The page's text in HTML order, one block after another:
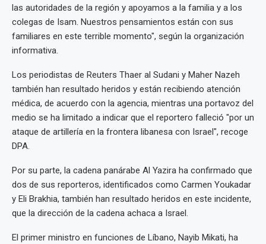
las autoridades de la región y apoyamos a la familia y a los
colegas de Isam. Nuestros pensamientos están con sus
familiares en este terrible momento", según la organización
informativa.
Los periodistas de Reuters Thaer al Sudani y Maher Nazeh
también han resultado heridos y están recibiendo atención
médica, de acuerdo con la agencia, mientras una portavoz del
medio se ha limitado a indicar que el reportero falleció "por un
ataque de artillería en la frontera libanesa con Israel", recoge
DPA.
Por su parte, la cadena panárabe Al Yazira ha confirmado que
dos de sus reporteros, identificados como Carmen Youkadar
y Eli Brakhia, también han resultado heridos en este incidente,
que la dirección de la cadena achaca a Israel.
El primer ministro en funciones de Líbano, Nayib Mikati, ha